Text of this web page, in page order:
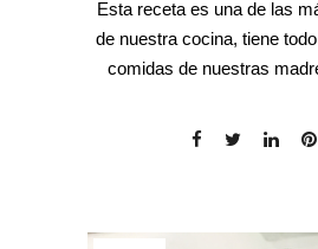
Esta receta es una de las
de nuestra cocina, tiene
comidas de nuestras